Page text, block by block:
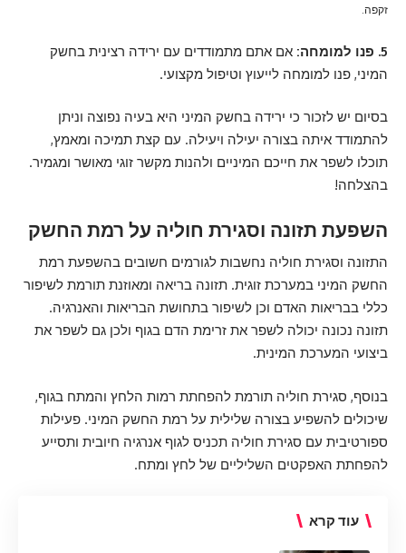
זקפה.
5. פנו למומחה:
אם אתם מתמודדים עם ירידה רצינית בחשק
המיני, פנו למומחה לייעוץ וטיפול מקצועי.
בסיום יש לזכור כי ירידה בחשק המיני היא בעיה נפוצה וניתן
להתמודד איתה בצורה יעילה ויעילה. עם קצת תמיכה ומאמץ,
תוכלו לשפר את חייכם המיניים ולהנות מקשר זוגי מאושר ומגמיר.
בהצלחה!
השפעת תזונה וסגירת חוליה על רמת החשק
התזונה וסגירת חוליה נחשבות לגורמים חשובים בהשפעת רמת
החשק המיני במערכת זוגית. תזונה בריאה ומאוזנת תורמת לשיפור
כללי בבריאות האדם וכן לשיפור בתחושת הבריאות והאנרגיה.
תזונה נכונה יכולה לשפר את זרימת הדם בגוף ולכן גם לשפר את
ביצועי המערכת המינית.
בנוסף, סגירת חוליה תורמת להפחתת רמות הלחץ והמתח בגוף,
שיכולים להשפיע בצורה שלילית על רמת החשק המיני. פעילות
ספורטיבית עם סגירת חוליה תכניס לגוף אנרגיה חיובית ותסייע
להפחתת האפקטים השליליים של לחץ ומתח.
עוד קרא